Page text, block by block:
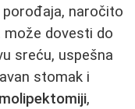
naročito
dovesti do
sreću, uspešna
stomak i
,